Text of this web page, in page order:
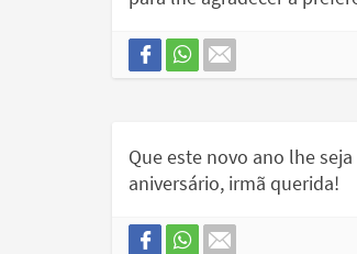
Que este novo ano lhe
aniversário, irmã querida!